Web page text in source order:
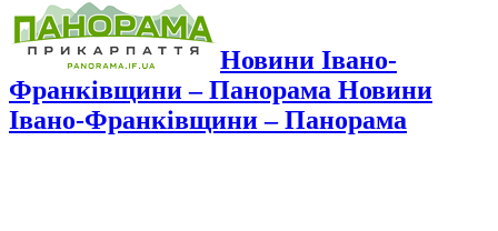
Новини Івано-
Франківщини – Панорама Новини
Івано-Франківщини – Панорама